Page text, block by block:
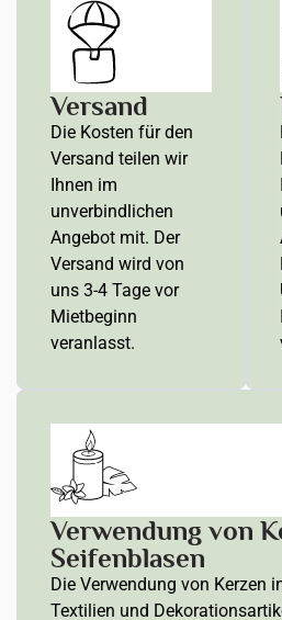
Versand
Die Kosten für den
Versand teilen wir
Ihnen im
unverbindlichen
Angebot mit. Der
Versand wird von
uns 3-4 Tage vor
Mietbeginn
veranlasst.
Verwendung von
Seifenblasen
Die Verwendung von Kerzen
Textilien und